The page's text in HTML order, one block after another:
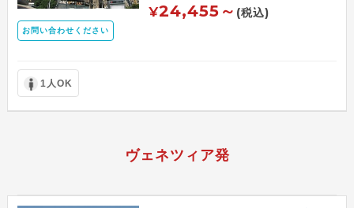
お問い合わせください
¥24,455～ (税込)
1人OK
ヴェネツィア発